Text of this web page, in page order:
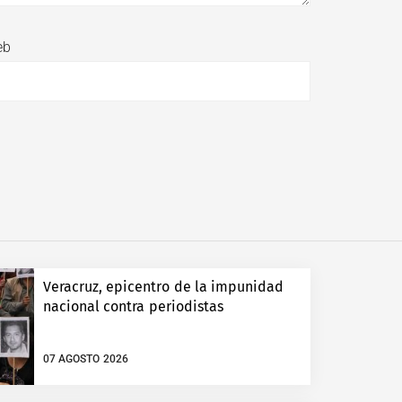
Veracruz, epicentro de la impunidad
nacional contra periodistas
07 AGOSTO 2026